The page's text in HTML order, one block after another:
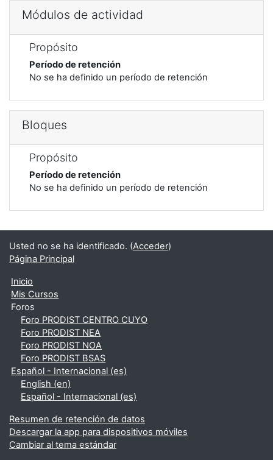
Módulos de actividad
Propósito
Período de retención
No se ha definido un período de retención
Bloques
Propósito
Período de retención
No se ha definido un período de retención
Usted no se ha identificado. (Acceder)
Página Principal
Inicio
Mis Cursos
Foros
Foro PRODIST CENTRO CUYO
Foro PRODIST NEA
Foro PRODIST NOA
Foro PRODIST BSAS
Español - Internacional ‎(es)‎
English ‎(en)‎
Español - Internacional ‎(es)‎
Resumen de retención de datos
Descargar la app para dispositivos móviles
Cambiar al tema estándar